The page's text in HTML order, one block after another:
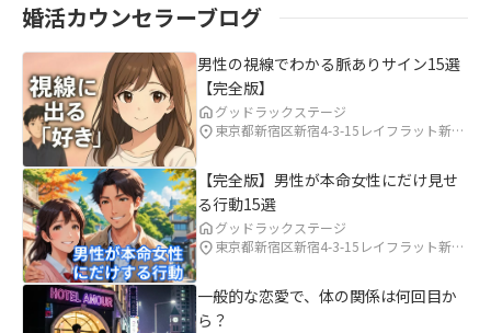
婚活カウンセラーブログ
男性の視線でわかる脈ありサイン15選
【完全版】
グッドラックステージ
東京都新宿区新宿4-3-15レイフラット新宿
【完全版】男性が本命女性にだけ見せ
る行動15選
グッドラックステージ
東京都新宿区新宿4-3-15レイフラット新宿
一般的な恋愛で、体の関係は何回目か
ら？